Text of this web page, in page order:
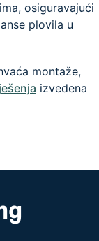
osiguravajući
plovila u
montaže,
izvedena